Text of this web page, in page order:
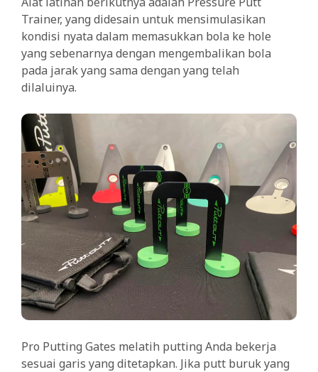
Trainer, yang didesain untuk mensimulasikan
kondisi nyata dalam memasukkan bola ke hole
yang sebenarnya dengan mengembalikan bola
pada jarak yang sama dengan yang telah
dilaluinya.
Pro Putting Gates melatih putting Anda bekerja
sesuai garis yang ditetapkan. Jika putt buruk yang